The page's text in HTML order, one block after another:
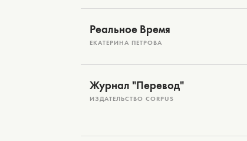
Реальное Время
ЕКАТЕРИНА ПЕТРОВА
Журнал "Перевод"
ИЗДАТЕЛЬСТВО CORPUS